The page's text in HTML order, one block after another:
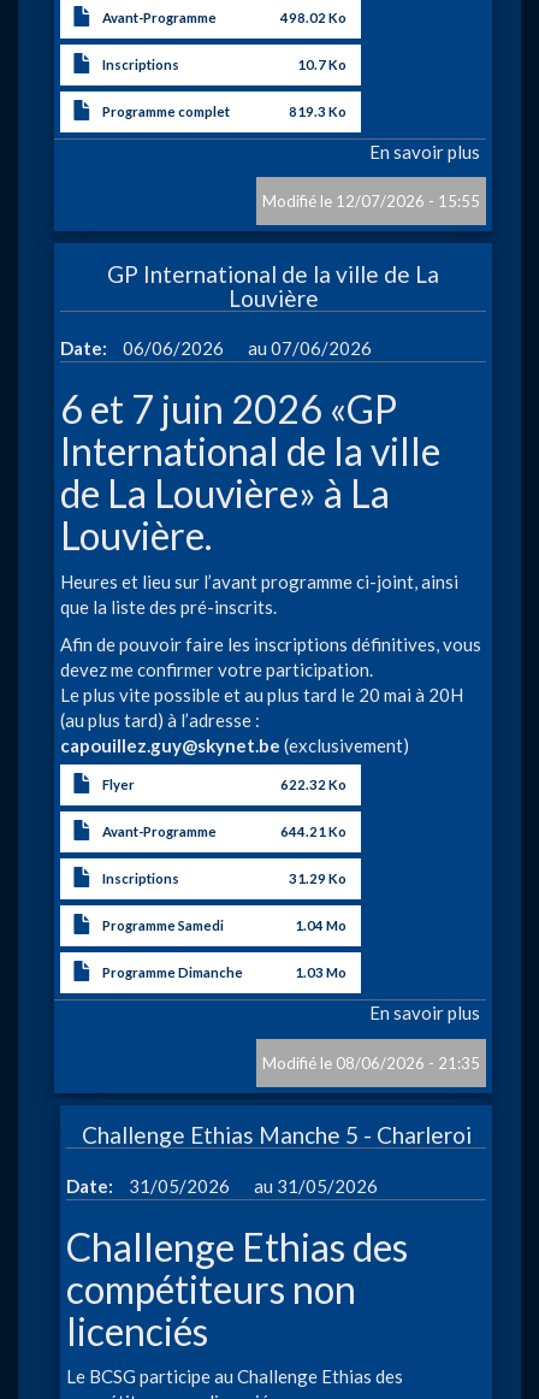
Avant-Programme 498.02 Ko
Inscriptions 10.7 Ko
Programme complet 819.3 Ko
En savoir plus
Arena
-
12/07/2026 - 15:55
GP International de la ville de La
Louvière
Date 06/06/2026 à
07/06/2026
6 et 7 juin 2026 «GP
International de la ville
de La Louvière» à La
Louvière.
Heures et lieu sur l’avant programme ci-joint, ainsi
que la liste des pré-inscrits.
Afin de pouvoir faire les inscriptions définitives, vous
devez me confirmer votre participation.
Le plus vite possible et au plus tard le 20 mai à 20H
(au plus tard) à l’adresse :
capouillez.guy@skynet.be (exclusivement)
Flyer 622.32 Ko
Avant-Programme 644.21 Ko
Inscriptions 31.29 Ko
Programme Samedi 1.04 Mo
Programme Dimanche 1.03 Mo
En savoir plus
GP
de
08/06/2026 - 21:35
Challenge Ethias Manche 5 - Charleroi
Date 31/05/2026 à
31/05/2026
Challenge Ethias des
compétiteurs non
licenciés
Le BCSG participe au Challenge Ethias des